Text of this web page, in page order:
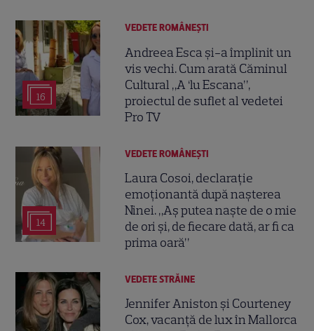
16
VEDETE ROMÂNEŞTI
Andreea Esca și-a împlinit un
vis vechi. Cum arată Căminul
Cultural „A ‘lu Escana”,
proiectul de suflet al vedetei
Pro TV
14
VEDETE ROMÂNEŞTI
Laura Cosoi, declarație
emoționantă după nașterea
Ninei. „Aș putea naște de o mie
de ori și, de fiecare dată, ar fi ca
prima oară”
VEDETE STRĂINE
Jennifer Aniston și Courteney
Cox, vacanță de lux în Mallorca